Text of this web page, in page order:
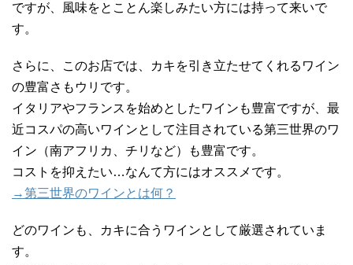
ですが、風味をとことん楽しみたい方には持って来いで
す。
さらに、このお店では、カキを引き立たせてくれるワイン
の豊富さもウリです。
イタリアやフランスを始めとしたワインも豊富ですが、最
近コスパの高いワインとして注目されている第三世界のワ
イン（南アフリカ、チリなど）も豊富です。
コストを抑えたい…なんて方にはオススメです。
→第三世界のワインとは何？
どのワインも、カキに合うワインとして厳選されていま
す。